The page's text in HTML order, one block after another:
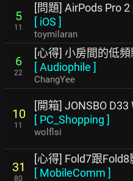
5
11
[問題] AirPods Pro
[ iOS ]
toymilaran
6
22
[心得] 小房間的低
[Audiophile ]
ChangYee
10
11
[開箱] JONSBO D33
[ PC_Shopping ]
wolflsi
31
80
[心得] Fold7跟
[ MobileComm ]